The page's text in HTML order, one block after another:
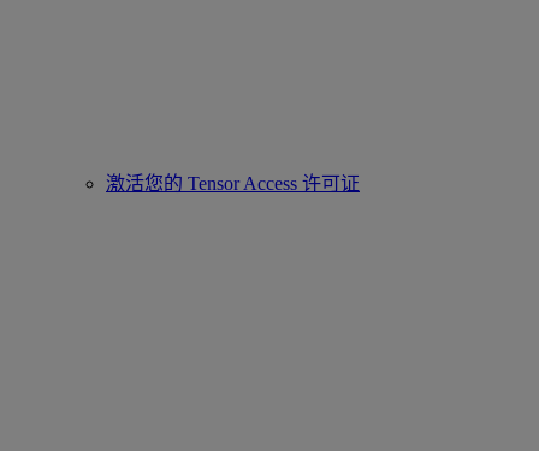
激活您的 Tensor Access 许可证